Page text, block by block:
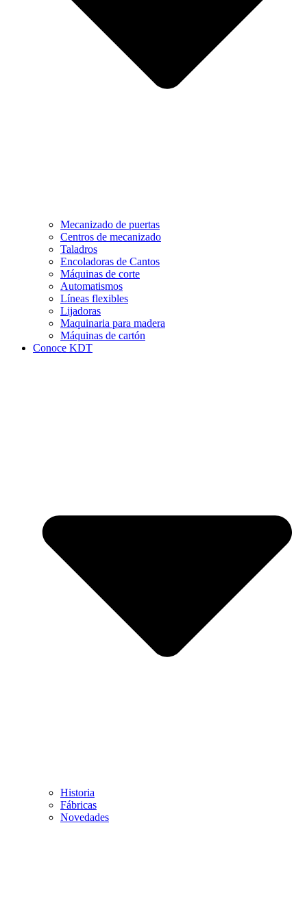
Mecanizado de puertas
Centros de mecanizado
Taladros
Encoladoras de Cantos
Máquinas de corte
Automatismos
Líneas flexibles
Lijadoras
Maquinaria para madera
Máquinas de cartón
Conoce KDT
Historia
Fábricas
Novedades